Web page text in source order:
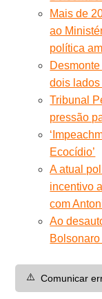
Mais de
ao
política
dois lados
Tribunal
pressão
Ecocídio’
A atual
incentivo
com
Ao
⚠️ Comunicar